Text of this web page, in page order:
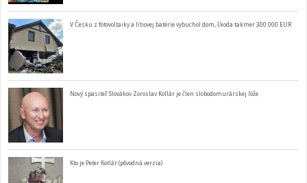
V Česku z fotovoltaiky a lítiovej batérie vybuchol dom, škoda takmer 300 000 EUR
Nový spasiteľ Slovákov Zoroslav Kollár je člen slobodomurárskej lóže
Kto je Peter Kotlár (pôvodná verzia)